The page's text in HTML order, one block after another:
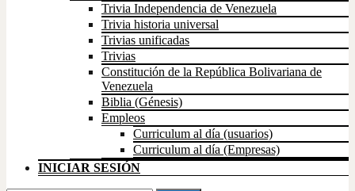
Trivia Independencia de Venezuela
Trivia historia universal
Trivias unificadas
Trivias
Constitución de la República Bolivariana de
Venezuela
Biblia (Génesis)
Empleos
Curriculum al día (usuarios)
Curriculum al día (Empresas)
INICIAR SESIÓN